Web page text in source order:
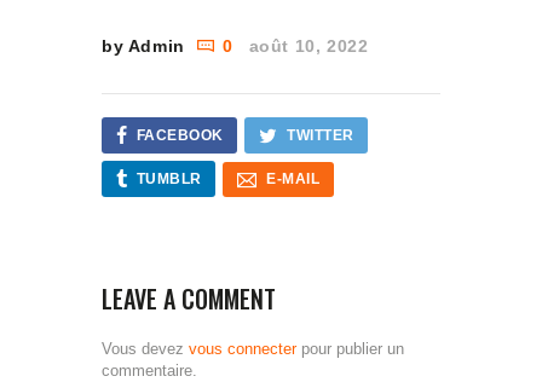
FRANÇAIS
by Admin 0 août 10, 2022
FACEBOOK TWITTER
TUMBLR E-MAIL
LEAVE A COMMENT
Vous devez vous connecterpour publier un
commentaire.